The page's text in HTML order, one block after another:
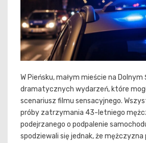
W Pieńsku, małym mieście na Dolnym
dramatycznych wydarzeń, które
scenariusz filmu sensacyjnego.
próby zatrzymania 43-letniego
podejrzanego o podpalenie
spodziewali się jednak, że